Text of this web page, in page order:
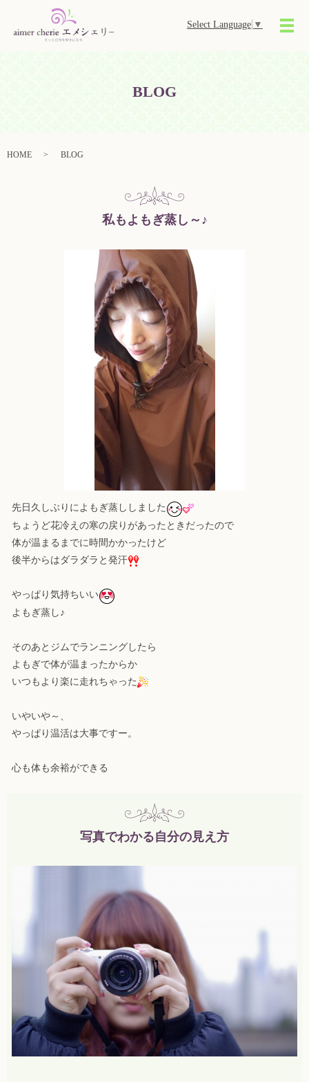
Select Language ▼
メ
BLOG
HOME BLOG
私もよもぎ蒸し～♪
先日久しぶりによもぎ蒸ししました
ちょうど花冷えの寒の戻りがあったときだったので
体が温まるまでに時間かかったけど
後半からはダラダラと発汗
やっぱり気持ちいい
よもぎ蒸し♪
そのあとジムでランニングしたら
よもぎで体が温まったからか
いつもより楽に走れちゃった
いやいや～、
やっぱり温活は大事ですー。
心も体も余裕ができる
写真でわかる自分の見え方